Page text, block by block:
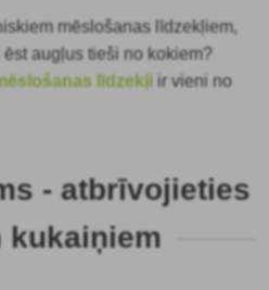
mēslošanas līdzekļiem,
augļus tieši no kokiem?
līdzekļi ir vieni no
- atbrīvojieties
kukaiņiem